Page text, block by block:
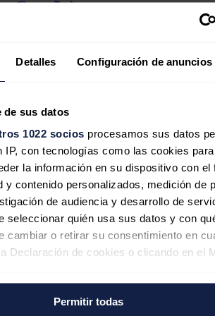
Detalles Configuración de anuncios
de sus datos
1022 socios procesamos sus datos
IP, con tecnologías como las cookies para
la información en su dispositivo con el
y contenido personalizados, medición de
de audiencia y desarrollo de
seleccionar quién usa sus datos y con
cambiar o retirar su consentimiento en
Declaración de cookies o clicando en el
quisiéramos:
Permitir todas
Coruña)
en su expansión
en Polonia